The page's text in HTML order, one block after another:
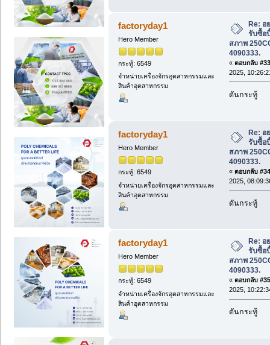
factoryday1
Hero Member
กระทู้: 6549
จำหน่ายเครื่องจักรอุตสาหกรรมและ
สินค้าอุตสาหกรรม
Re: อ
รับซื้อ
สภาพ
4090333.
« ตอบกลับ
2025,
ดันกระทู้
factoryday1
Hero Member
กระทู้: 6549
จำหน่ายเครื่องจักรอุตสาหกรรมและ
สินค้าอุตสาหกรรม
Re: อ
รับซื้อ
สภาพ
4090333.
« ตอบกลับ
2025,
ดันกระทู้
factoryday1
Hero Member
กระทู้: 6549
จำหน่ายเครื่องจักรอุตสาหกรรมและ
สินค้าอุตสาหกรรม
Re: อ
รับซื้อ
สภาพ
4090333.
« ตอบกลับ
2025,
ดันกระทู้